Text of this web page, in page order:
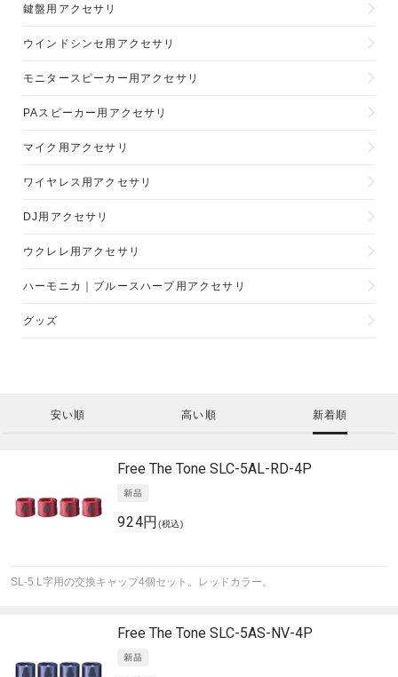
鍵盤用アクセサリ
ウインドシンセ用アクセサリ
モニタースピーカー用アクセサリ
PAスピーカー用アクセサリ
マイク用アクセサリ
ワイヤレス用アクセサリ
DJ用アクセサリ
ウクレレ用アクセサリ
ハーモニカ｜ブルースハープ用アクセサリ
グッズ
安い順 高い順 新着順
Free The Tone SLC-5AL-RD-4P
924円(税込)
SL-5 L字用の交換キャップ4個セット。レッドカラー。
Free The Tone SLC-5AS-NV-4P